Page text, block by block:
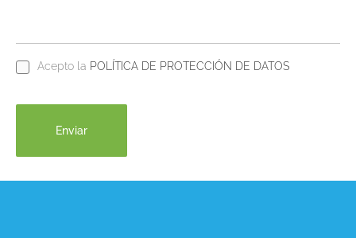
Acepto la POLÍTICA DE PROTECCIÓN DE DATOS